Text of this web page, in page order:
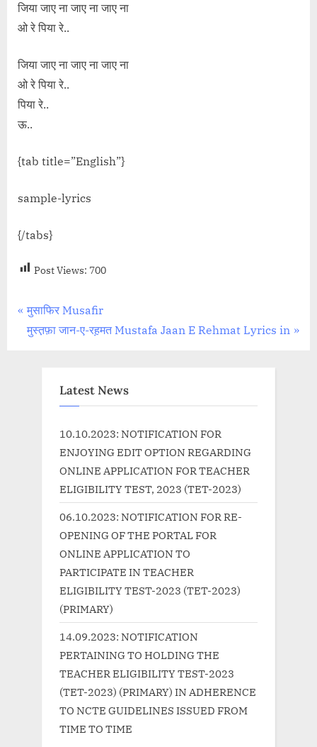
जिया जाए ना जाए ना जाए ना
ओ रे पिया रे..
जिया जाए ना जाए ना जाए ना
ओ रे पिया रे..
पिया रे..
ऊ..
{tab title=”English”}
sample-lyrics
{/tabs}
Post Views: 700
Post
navigation
P
r
मुसाफिर Musafir
N
मुस्त़फ़ा जान-ए-रह़मत Mustafa Jaan E Rehmat Lyrics in
Latest News
10.10.2023: NOTIFICATION FOR
ENJOYING EDIT OPTION REGARDING
ONLINE APPLICATION FOR TEACHER
ELIGIBILITY TEST, 2023 (TET-2023)
06.10.2023: NOTIFICATION FOR RE-
OPENING OF THE PORTAL FOR
ONLINE APPLICATION TO
PARTICIPATE IN TEACHER
ELIGIBILITY TEST-2023 (TET-2023)
(PRIMARY)
14.09.2023: NOTIFICATION
PERTAINING TO HOLDING THE
TEACHER ELIGIBILITY TEST-2023
(TET-2023) (PRIMARY) IN ADHERENCE
TO NCTE GUIDELINES ISSUED FROM
TIME TO TIME